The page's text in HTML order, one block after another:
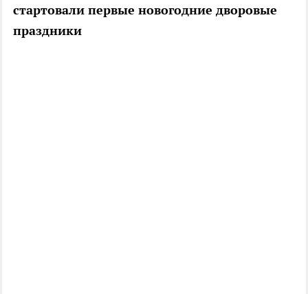
стартовали первые новогодние дворовые
праздники